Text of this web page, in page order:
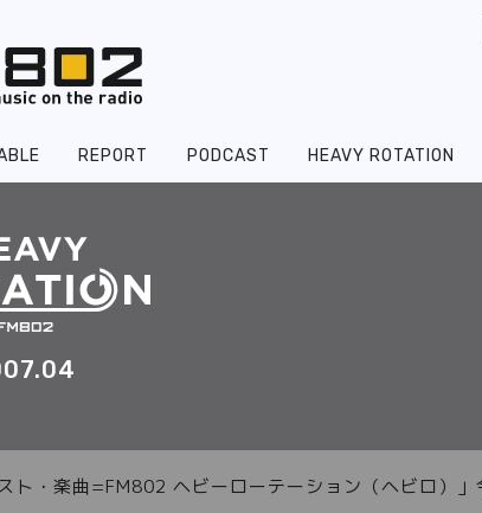
REPORT PODCAST HEAVY ROTATION
・楽曲=FM802 ヘビーローテーション（ヘビロ）」